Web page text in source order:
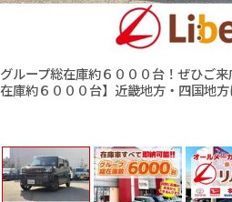
グループ総在庫約６０００台！ぜひご
在庫約６０００台】近畿地方・四国地